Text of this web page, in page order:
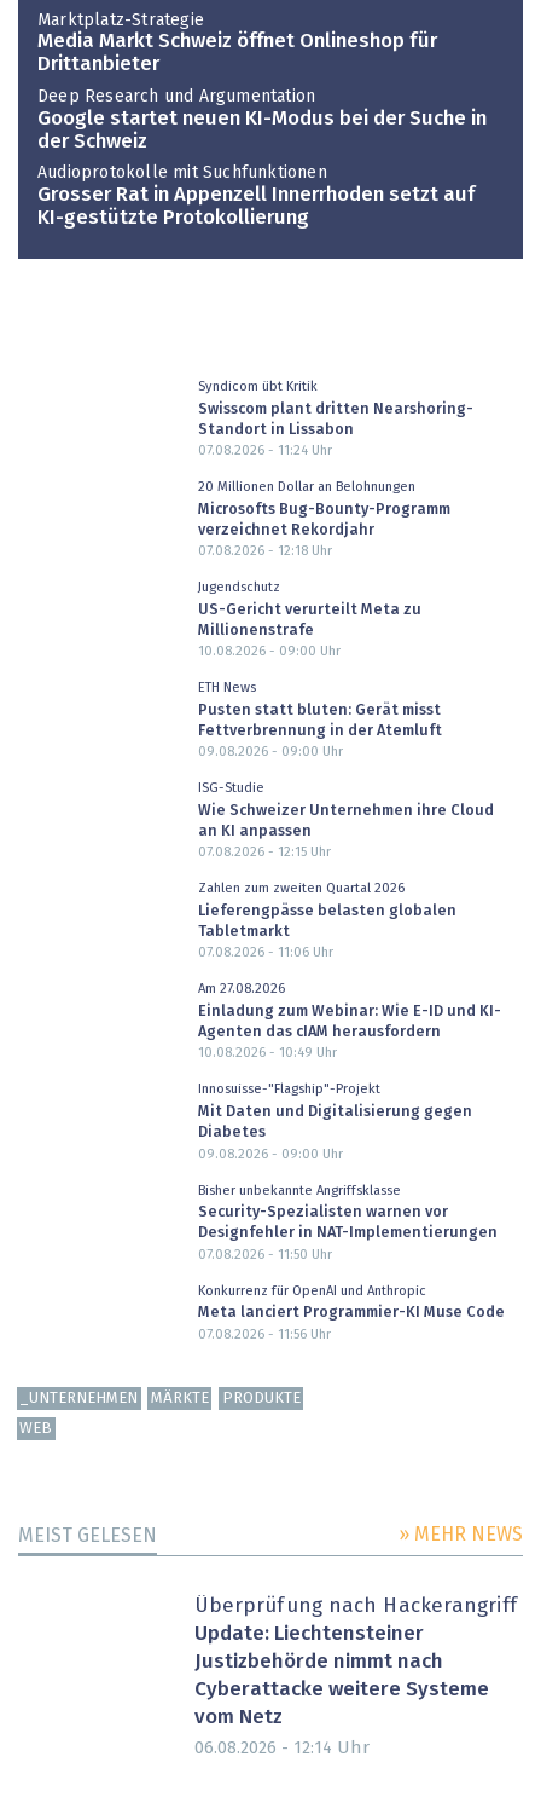
Marktplatz-Strategie
Media Markt Schweiz öffnet Onlineshop für
Drittanbieter
Deep Research und Argumentation
Google startet neuen KI-Modus bei der Suche in
der Schweiz
Audioprotokolle mit Suchfunktionen
Grosser Rat in Appenzell Innerrhoden setzt auf
KI-gestützte Protokollierung
Syndicom übt Kritik
Swisscom plant dritten Nearshoring-
Standort in Lissabon
07.08.2026 - 11:24Uhr
20 Millionen Dollar an Belohnungen
Microsofts Bug-Bounty-Programm
verzeichnet Rekordjahr
07.08.2026 - 12:18Uhr
Jugendschutz
US-Gericht verurteilt Meta zu
Millionenstrafe
10.08.2026 - 09:00 Uhr
ETH News
Pusten statt bluten: Gerät misst
Fettverbrennung in der Atemluft
09.08.2026 - 09:00 Uhr
ISG-Studie
Wie Schweizer Unternehmen ihre Cloud
an KI anpassen
07.08.2026 - 12:15Uhr
Zahlen zum zweiten Quartal 2026
Lieferengpässe belasten globalen
Tabletmarkt
07.08.2026 - 11:06Uhr
Am 27.08.2026
Einladung zum Webinar: Wie E-ID und KI-
Agenten das cIAM herausfordern
10.08.2026 - 10:49 Uhr
Innosuisse-"Flagship"-Projekt
Mit Daten und Digitalisierung gegen
Diabetes
09.08.2026 - 09:00 Uhr
Bisher unbekannte Angriffsklasse
Security-Spezialisten warnen vor
Designfehler in NAT-Implementierungen
07.08.2026 - 11:50 Uhr
Konkurrenz für OpenAI und Anthropic
Meta lanciert Programmier-KI Muse Code
07.08.2026 - 11:56Uhr
_UNTERNEHMEN MÄRKTE
PRODUKTE
WEB
MEIST GELESEN » MEHR NEWS
Überprüfung nach Hackerangriff
Update: Liechtensteiner
Justizbehörde nimmt nach
Cyberattacke weitere Systeme
vom Netz
06.08.2026 - 12:14 Uhr